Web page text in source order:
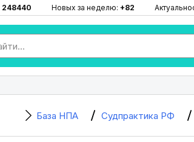
248440 Новых за неделю: +82
База НПА Судпрактика РФ